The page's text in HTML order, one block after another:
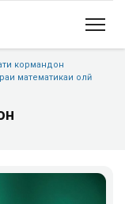
кормандон
математикаи олӣ